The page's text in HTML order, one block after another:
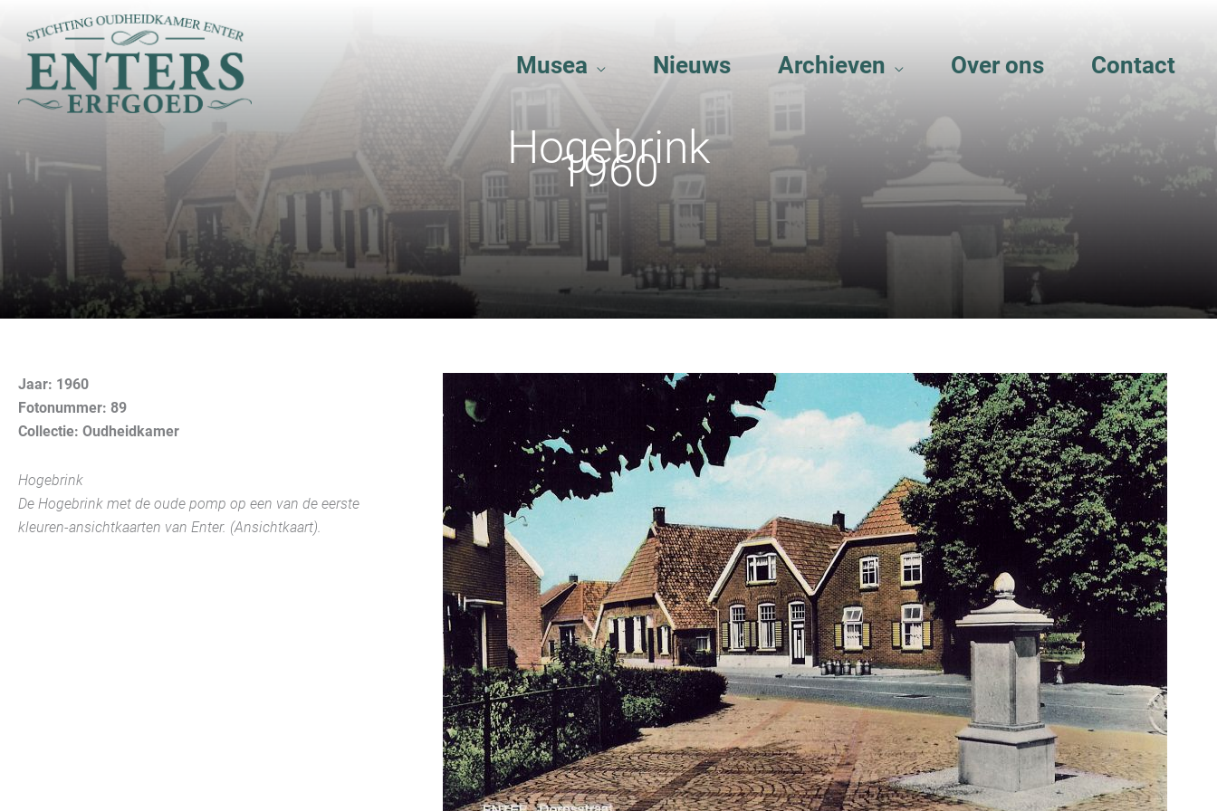
naar
inhoud
Musea Nieuws Archieven Over ons Contact
Hogebrink
1960
Jaar: 1960
Fotonummer: 89
Collectie: Oudheidkamer
Hogebrink
De Hogebrink met de oude pomp op een van de eerste
kleuren-ansichtkaarten van Enter. (Ansichtkaart).